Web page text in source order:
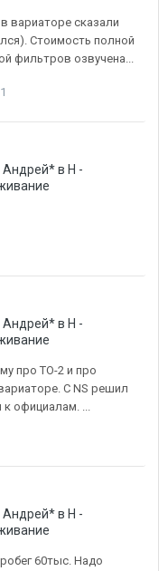
вариаторе сказали
Стоимость полной
фильтров озвучена...
1
Андрей*в H -
Андрей*в H -
про ТО-2 и про
C NS решил
официалам. ...
Андрей*в H -
60тыс. Надо